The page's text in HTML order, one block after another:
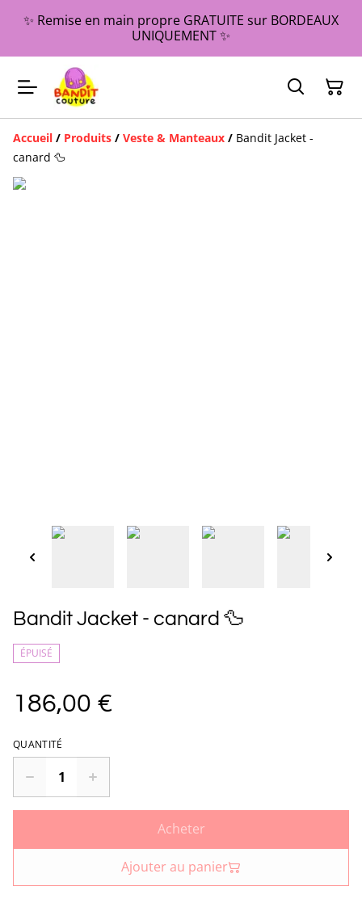
✨ Remise en main propre GRATUITE sur BORDEAUX
UNIQUEMENT ✨
Accueil / Produits / Veste & Manteaux / Bandit Jacket -
canard 🦆
Bandit Jacket - canard 🦆
ÉPUISÉ
186,00 €
QUANTITÉ
Acheter
Ajouter au panier